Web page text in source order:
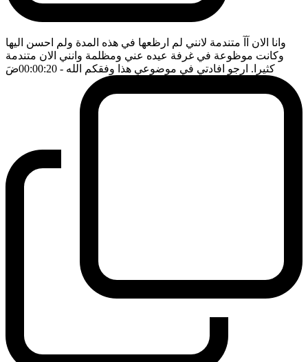
وانا الان آآ متندمة لانني لم ارظعها في هذه المدة ولم احسن اليها
وكانت موظوعة في غرفة عيده عني ومظلمة وانني الان متندمة
كثيرا. ارجو افادتي في موضوعي هذا وفقكم الله - 00:00:20 ضَ